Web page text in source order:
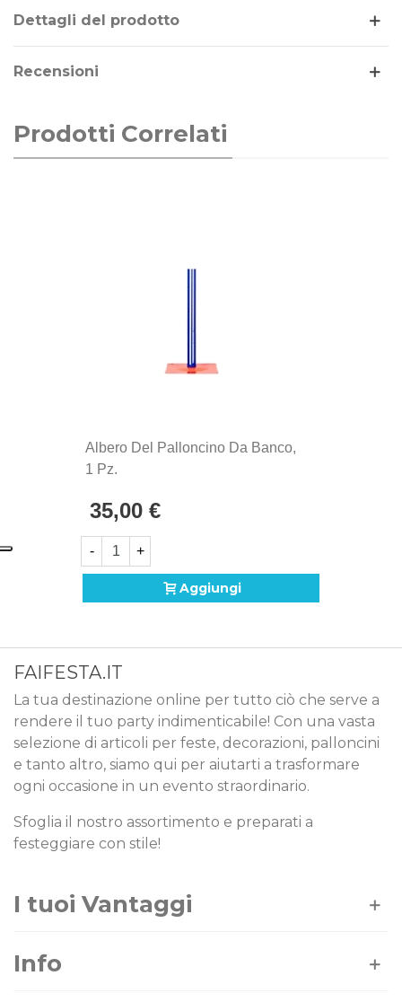
Dettagli del prodotto
Recensioni
Prodotti Correlati
Albero Del Palloncino Da Banco,
1 Pz.
35,00 €
- +
Aggiungi
FAIFESTA.IT
La tua destinazione online per tutto ciò che serve a
rendere il tuo party indimenticabile! Con una vasta
selezione di articoli per feste, decorazioni, palloncini
e tanto altro, siamo qui per aiutarti a trasformare
ogni occasione in un evento straordinario.
Sfoglia il nostro assortimento e preparati a
festeggiare con stile!
I tuoi Vantaggi
Info